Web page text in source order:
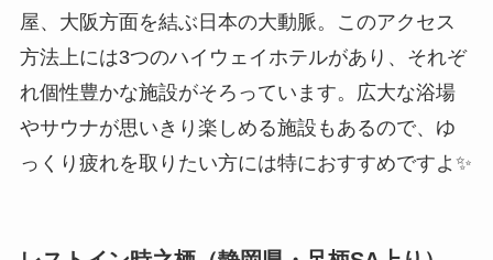
屋、大阪方面を結ぶ日本の大動脈。このアクセス
方法上には3つのハイウェイホテルがあり、それぞ
れ個性豊かな施設がそろっています。広大な浴場
やサウナが思いきり楽しめる施設もあるので、ゆ
っくり疲れを取りたい方には特におすすめですよ✨